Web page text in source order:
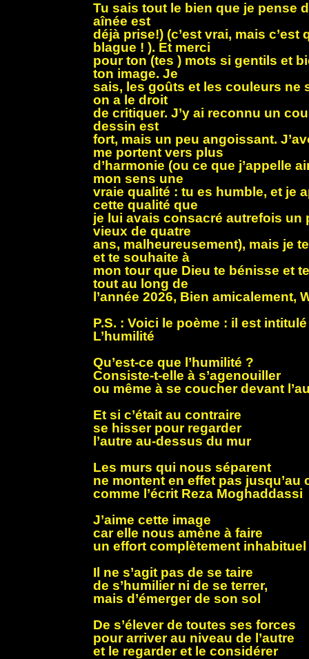
Tu sais tout le bien que je pense
aînée est
déjà prise!) (c’est vrai, mais c’est
blague ! ). Et merci
pour ton (tes ) mots si gentils et
ton image. Je
sais, les goûts et les couleurs ne
on a le droit
de critiquer. J’y ai reconnu un
dessin est
fort, mais un peu angoissant.
me portent vers plus
d’harmonie (ou ce que j’appelle
mon sens une
vraie qualité : tu es humble, et je
cette qualité que
je lui avais consacré autrefois un
vieux de quatre
ans, malheureusement), mais je
et te souhaite à
mon tour que Dieu te bénisse et
tout au long de
l’année 2026, Bien amicalement,
P.S. : Voici le poème : il est
L’humilité
Qu’est-ce que l’humilité ?
Consiste-t-elle à s’agenouiller
ou même à se coucher devant
Et si c’était au contraire
se hisser pour regarder
l’autre au-dessus du mur
Les murs qui nous séparent
ne montent en effet pas jusqu’au
comme l’écrit Reza Moghaddassi
J’aime cette image
car elle nous amène à faire
un effort complètement inhabituel
Il ne s’agit pas de se taire
de s’humilier ni de se terrer,
mais d’émerger de son sol
De s’élever de toutes ses forces
pour arriver au niveau de l’autre
et le regarder et le considérer